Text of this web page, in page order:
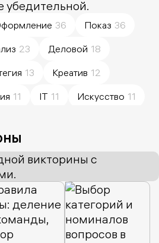
убедительной.
36 Показ 36
23 Деловой 18
13 Креатив 12
11 IT 11 Искусство 11
Разработка
Клиенты
6 Данные 6 Студенты
6